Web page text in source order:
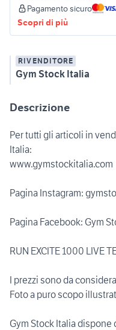
Pagamento sicuro
Scopri di più
RIVENDITORE
Gym Stock Italia
Descrizione
Per tutti gli articoli in
Italia:
www.gymstockitalia.com
Pagina Instagram:
Pagina Facebook: Gym
RUN EXCITE 1000 LIVE
I prezzi sono da
Foto a puro scopo
Gym Stock Italia